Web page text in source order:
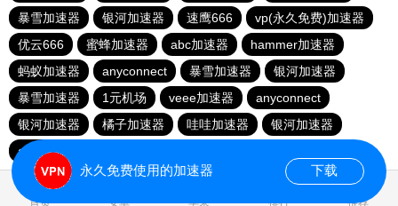
暴雪加速器
银河加速器 速鹰666
vp(永久免费)加速器
优云666
蜜蜂加速器 abc加速器
hammer加速器
蚂蚁加速器
anyconnect 暴雪加速器
银河加速器
暴雪加速器
1元机场 veee加速器
anyconnect
银河加速器
橘子加速器 哇哇加速器
银河加速器
anyconnect
首页 安卓 苹果 排行 推荐
永久免费使用的加速器 下载
0.174002s